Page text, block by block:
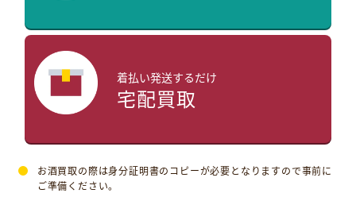
着払い発送するだけ
宅配買取
お酒買取の際は身分証明書のコピーが必要となりますので事前に
ご準備ください。